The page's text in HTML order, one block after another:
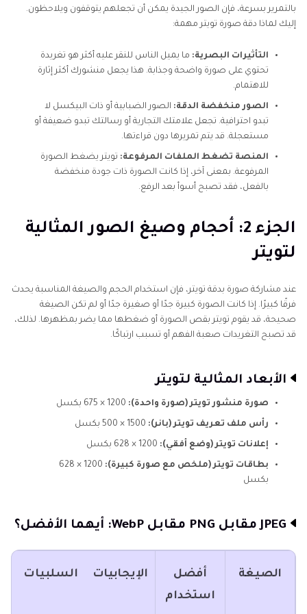
الأسئلة الشائعة حول دقة صورة تويتر
بالتمرير بسرعة، فإن الصور الجيدة يمكن أن تجعلهم يتوقفون ويلاحظون.
إليك لماذا دقة صورة تويتر مهمة:
التأثيرات البصرية: ما يميل الناس للنقر عليه أكثر هو تغريدة
تحتوي على صورة واضحة وجذابة. هذا يجعل منشورك أكثر إثارة
للاهتمام.
الصور منخفضة الدقة: الصور الضبابية أو ذات البيكسل لا
تبدو احترافية. تجعل علامتك التجارية أو رسالتك تبدو ضعيفة أو
مستعجلة. قد يتم تمريرها دون قراءتها.
المنصة تضغط الملفات المرفوعة: تويتر يضغط الصورة
المرفوعة. بمعنى آخر، إذا كانت الصورة ذات جودة منخفضة
بالفعل، فقد تصبح أسوأ بعد الرفع.
الجزء 2: أحجام وصيغ الصور المثالية
لتويتر
عند مشاركة صورة بدقة تويتر، فإن استخدام الحجم والصيغة المناسبة يحدث
فرقًا كبيرًا. إذا كانت الصورة كبيرة جدًا أو صغيرة جدًا أو لم تكن الصيغة
صحيحة، قد يقوم تويتر بقص الصورة أو ضغطها مما يضر بمظهرها. لذلك،
قد تصبح التغريدات صعبة الفهم أو تسبب ارتباكًا.
الأبعاد المثالية لتويتر
صورة منشور تويتر (صورة واحدة):
رأس ملف تعريف تويتر (بانر):
إعلانات تويتر (وضع أفقي):
بطاقات تويتر (ملخص مع صورة كبيرة):
1200 × 628
بكسل
JPEG مقابل PNG مقابل WebP: أيهما الأفضل؟
الصيغة
أفضل
استخدام
الإيجابيات السلبيات